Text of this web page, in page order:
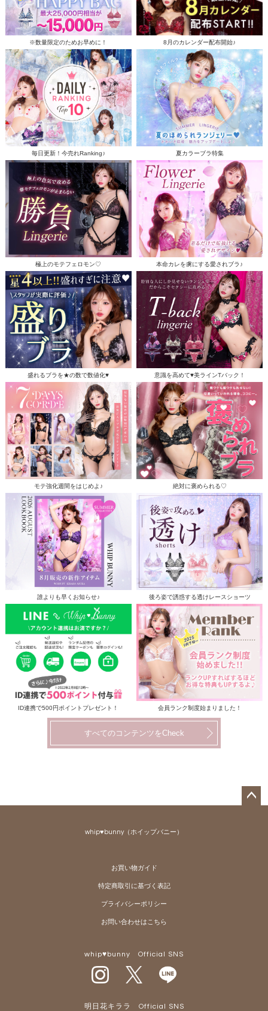
※数量限定のためお早めに！ 8月のカレンダー配布開始♪
毎日更新！今売れRanking♪ 夏カラーブラ特集
極上のモテフェロモン♡ 本命カレを虜にする愛されブラ♪
盛れるブラを★の数で数値化♥ 意識を高めて♥美ラインTバック！
モテ強化週間をはじめよ♪ 絶対に褒められる♡
誰よりも早くお知らせ♪ 後ろ姿で誘惑する透けレースショーツ
ID連携で500円ポイントプレゼント！ 会員ランク制度始まりました！
すべてのコンテンツをCheck
whip♥bunny（ホイップバニー）
お買い物ガイド
特定商取引に基づく表記
プライバシーポリシー
お問い合わせはこちら
whip♥bunny Official SNS
明日花キララ Official SNS